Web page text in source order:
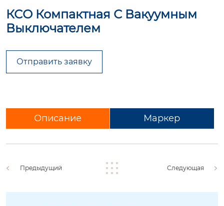
КСО Компактная С Вакуумным
Выключателем
Отправить заявку
Описание Маркер
Предыдущий Следующая